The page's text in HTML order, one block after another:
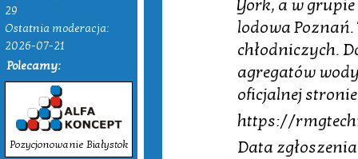
29
Ostatnia moderacja:
2026-07-21
Polecamy:
Pozycjonowanie Białystok
York, a w
lodowa
chłodniczych.
agregatów
oficjalnej
https://
Data